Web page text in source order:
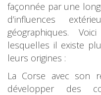
façonnée par une
d’influences
géographiques.
lesquelles il existe
leurs origines :
La Corse avec son
développer des